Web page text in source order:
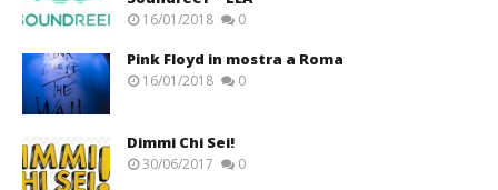
16/01/2018 0
Pink Floyd in mostra a Roma
16/01/2018 0
Dimmi Chi Sei!
30/06/2017 0